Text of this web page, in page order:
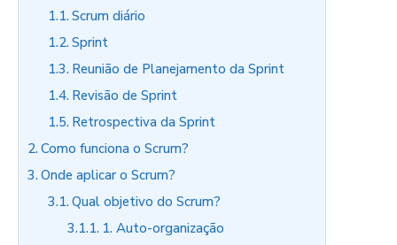
Scrum diário
Sprint
Reunião de Planejamento da Sprint
Revisão de Sprint
Retrospectiva da Sprint
Como funciona o Scrum?
Onde aplicar o Scrum?
Qual objetivo do Scrum?
1. Auto-organização